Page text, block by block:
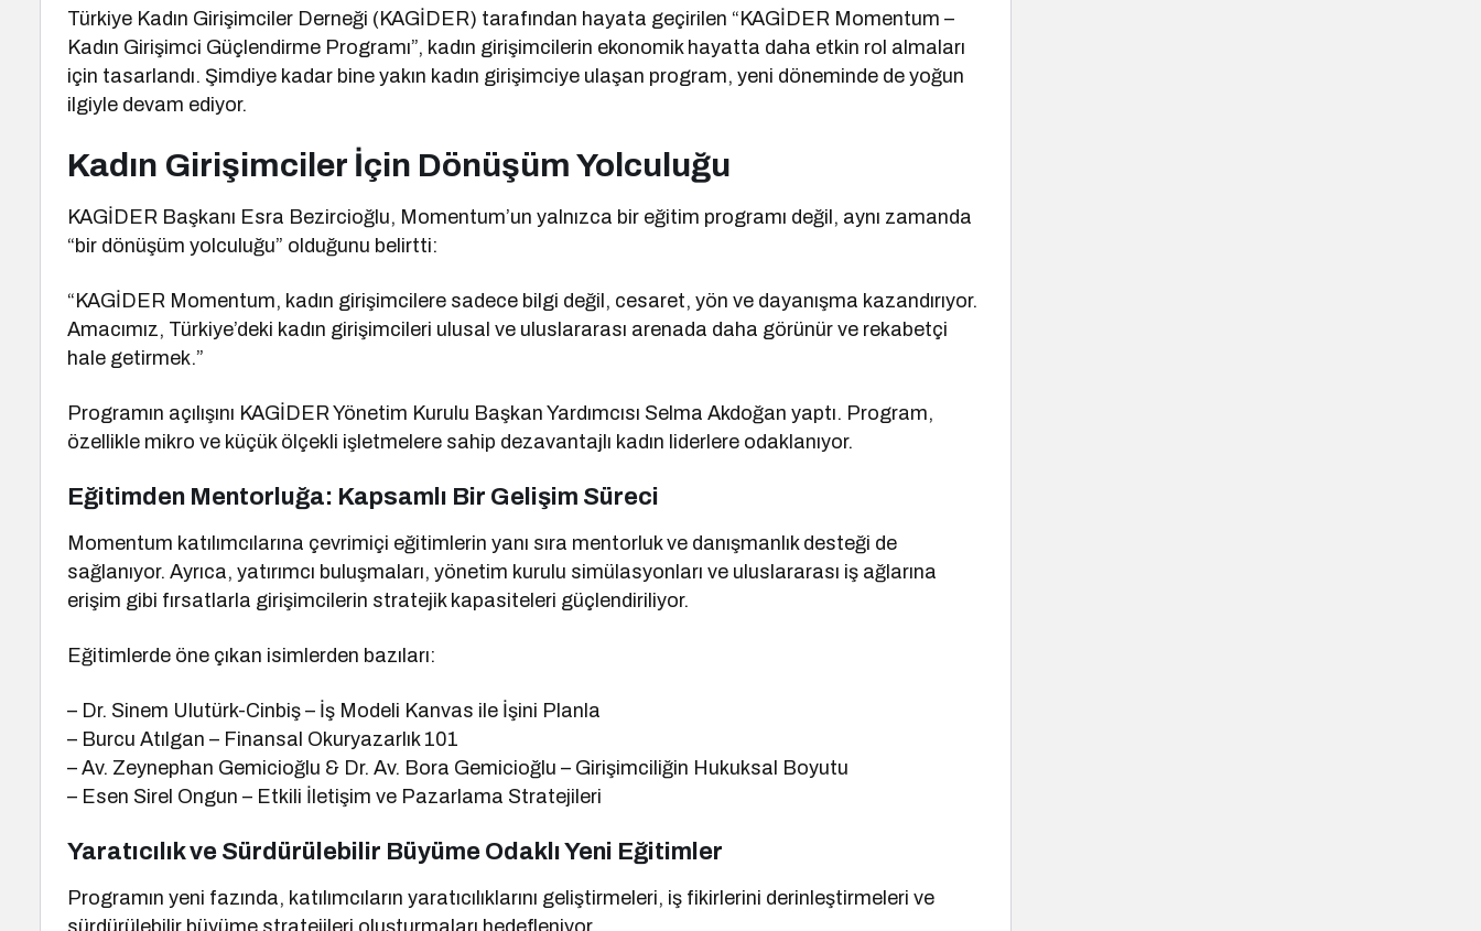
Türkiye Kadın Girişimciler Derneği (KAGİDER) tarafından hayata geçirilen “KAGİDER Momentum –
Kadın Girişimci Güçlendirme Programı”, kadın girişimcilerin ekonomik hayatta daha etkin rol almaları
için tasarlandı. Şimdiye kadar bine yakın kadın girişimciye ulaşan program, yeni döneminde de yoğun
ilgiyle devam ediyor.
Kadın Girişimciler İçin Dönüşüm Yolculuğu
KAGİDER Başkanı Esra Bezircioğlu, Momentum’un yalnızca bir eğitim programı değil, aynı zamanda
“bir dönüşüm yolculuğu” olduğunu belirtti:
“KAGİDER Momentum, kadın girişimcilere sadece bilgi değil, cesaret, yön ve dayanışma kazandırıyor.
Amacımız, Türkiye’deki kadın girişimcileri ulusal ve uluslararası arenada daha görünür ve rekabetçi
hale getirmek.”
Programın açılışını KAGİDER Yönetim Kurulu Başkan Yardımcısı Selma Akdoğan yaptı. Program,
özellikle mikro ve küçük ölçekli işletmelere sahip dezavantajlı kadın liderlere odaklanıyor.
Eğitimden Mentorluğa: Kapsamlı Bir Gelişim Süreci
Momentum katılımcılarına çevrimiçi eğitimlerin yanı sıra mentorluk ve danışmanlık desteği de
sağlanıyor. Ayrıca, yatırımcı buluşmaları, yönetim kurulu simülasyonları ve uluslararası iş ağlarına
erişim gibi fırsatlarla girişimcilerin stratejik kapasiteleri güçlendiriliyor.
Eğitimlerde öne çıkan isimlerden bazıları:
– Dr. Sinem Ulutürk-Cinbiş – İş Modeli Kanvas ile İşini Planla
– Burcu Atılgan – Finansal Okuryazarlık 101
– Av. Zeynephan Gemicioğlu & Dr. Av. Bora Gemicioğlu – Girişimciliğin Hukuksal Boyutu
– Esen Sirel Ongun – Etkili İletişim ve Pazarlama Stratejileri
Yaratıcılık ve Sürdürülebilir Büyüme Odaklı Yeni Eğitimler
Programın yeni fazında, katılımcıların yaratıcılıklarını geliştirmeleri, iş fikirlerini derinleştirmeleri ve
sürdürülebilir büyüme stratejileri oluşturmaları hedefleniyor.